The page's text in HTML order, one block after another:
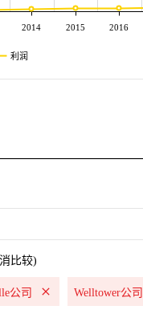
2014 2015 2016
利润
比较)
公司 Welltower公司